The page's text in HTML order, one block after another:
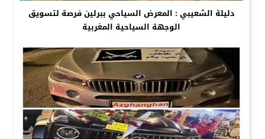
دليلة الشعيبي : المعرض السياحي ببرلين فرصة لتسويق
الوجهة السياحية المغربية